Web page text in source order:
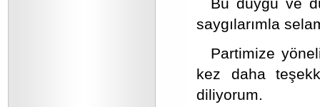
saygılarımla
Partimize
kez daha
diliyorum.